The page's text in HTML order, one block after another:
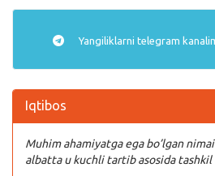
Yangiliklarni telegram
Iqtibos
Muhim ahamiyatga ega bo’lgan
albatta u kuchli tartib asosida